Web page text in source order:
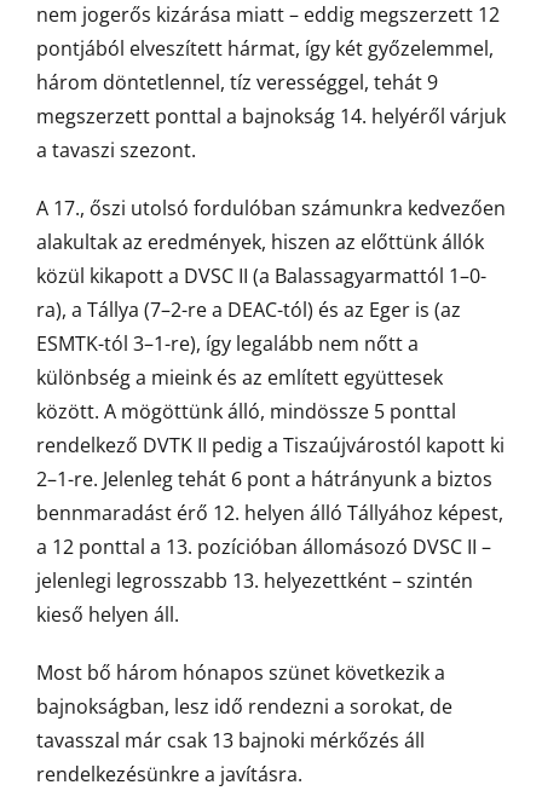
nem jogerős kizárása miatt – eddig megszerzett 12
pontjából elveszített hármat, így két győzelemmel,
három döntetlennel, tíz verességgel, tehát 9
megszerzett ponttal a bajnokság 14. helyéről várjuk
a tavaszi szezont.
A 17., őszi utolsó fordulóban számunkra kedvezően
alakultak az eredmények, hiszen az előttünk állók
közül kikapott a DVSC II (a Balassagyarmattól 1–0-
ra), a Tállya (7–2-re a DEAC-tól) és az Eger is (az
ESMTK-tól 3–1-re), így legalább nem nőtt a
különbség a mieink és az említett együttesek
között. A mögöttünk álló, mindössze 5 ponttal
rendelkező DVTK II pedig a Tiszaújvárostól kapott ki
2–1-re. Jelenleg tehát 6 pont a hátrányunk a biztos
bennmaradást érő 12. helyen álló Tállyához képest,
a 12 ponttal a 13. pozícióban állomásozó DVSC II –
jelenlegi legrosszabb 13. helyezettként – szintén
kieső helyen áll.
Most bő három hónapos szünet következik a
bajnokságban, lesz idő rendezni a sorokat, de
tavasszal már csak 13 bajnoki mérkőzés áll
rendelkezésünkre a javításra.